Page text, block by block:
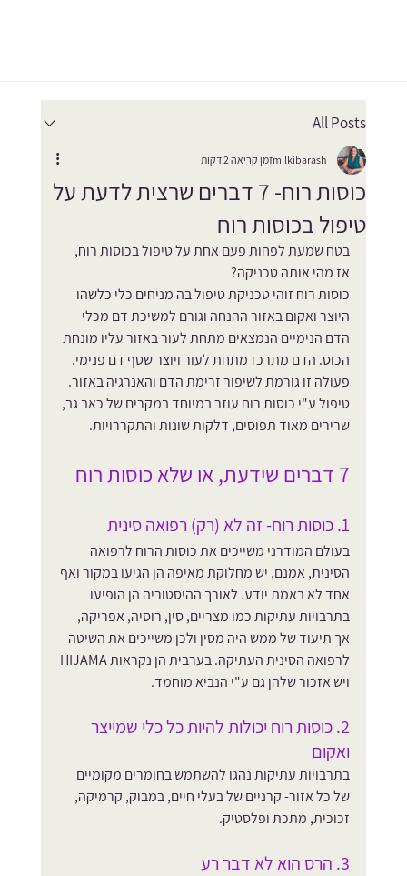
All Posts
כוסות רוח- 7 דברים שרצית לדעת על
טיפול בכוסות רוח
milkibarashזמן קריאה 2 דקות
בטח שמעת לפחות פעם אחת על טיפול בכוסות רוח,
אז מהי אותה טכניקה?
כוסות רוח זוהי טכניקת טיפול בה מניחים כלי כלשהו
היוצר ואקום באזור ההנחה וגורם למשיכת דם מכלי
הדם הנימיים הנמצאים מתחת לעור באזור עליו מונחת
הכוס. הדם מתרכז מתחת לעור ויוצר שטף דם פנימי.
פעולה זו גורמת לשיפור זרימת הדם והאנרגיה באזור.
טיפול ע"י כוסות רוח עוזר במיוחד במקרים של כאב גב,
שרירים מאוד תפוסים, דלקות שונות והתקררויות.
7 דברים שידעת, או שלא כוסות רוח
1. כוסות רוח- זה לא (רק) רפואה סינית
בעולם המודרני משייכים את כוסות הרוח לרפואה
הסינית, אמנם, יש מחלוקת מאיפה הן הגיעו במקור ואף
אחד לא באמת יודע. לאורך ההיסטוריה הן הופיעו
בתרבויות עתיקות כמו מצריים, סין, רוסיה, אפריקה,
אך תיעוד של ממש היה מסין ולכן משייכים את השיטה
לרפואה הסינית העתיקה. בערבית הן נקראות
ויש אזכור שלהן גם ע"י הנביא מוחמד.
2. כוסות רוח יכולות להיות כל כלי שמייצר
ואקום
בתרבויות עתיקות נהגו להשתמש בחומרים מקומיים
של כל אזור- קרניים של בעלי חיים, במבוק, קרמיקה,
זכוכית, מתכת ופלסטיק.
3. הרס הוא לא דבר רע